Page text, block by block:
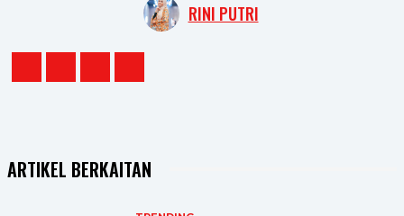
RINI PUTRI
ARTIKEL BERKAITAN